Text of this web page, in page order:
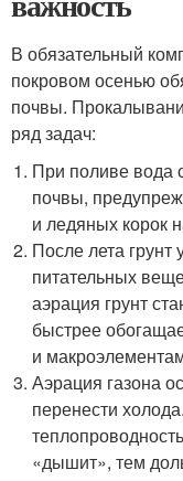
В обязательный
покровом осенью
почвы.
ряд задач:
При поливе вода
почвы,
и ледяных корок
После лета грунт
питательных
аэрация грунт
быстрее
и
Аэрация газона
перенести
«дышит», тем